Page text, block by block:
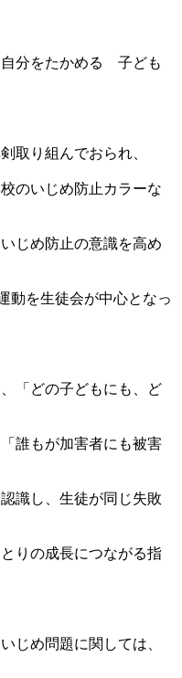
分をたかめる 子ども
取り組んでおられ、
のいじめ防止カラーな
じめ防止の意識を高め
動を生徒会が中心となっ
「どの子どもにも、ど
誰もが加害者にも被害
識し、生徒が同じ失敗
りの成長につながる指
じめ問題に関しては、